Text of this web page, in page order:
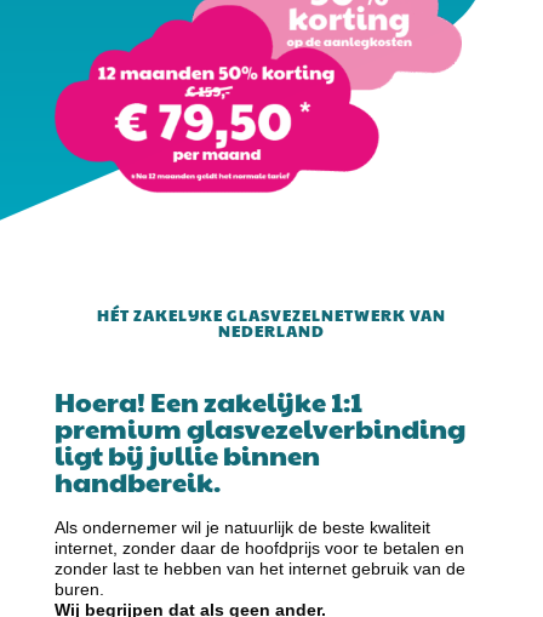
HÉT ZAKELIJKE GLASVEZELNETWERK VAN
NEDERLAND
Hoera! Een zakelijke 1:1
premium glasvezelverbinding
ligt bij jullie binnen
handbereik.
Als ondernemer wil je natuurlijk de beste kwaliteit
internet, zonder daar de hoofdprijs voor te betalen en
zonder last te hebben van het internet gebruik van de
buren.
Wij begrijpen dat als geen ander.